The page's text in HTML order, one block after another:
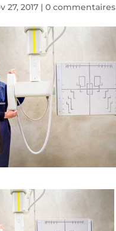
27, 2017| 0 commentaires